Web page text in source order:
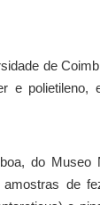
de
e polietileno,
do Museo
amostras de